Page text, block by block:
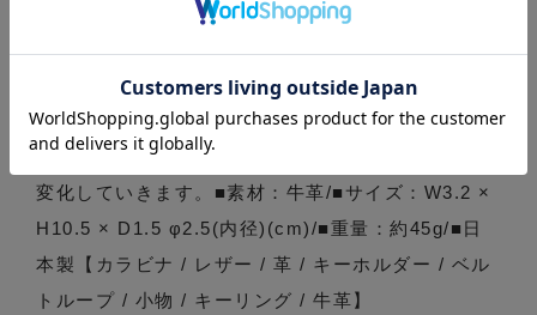
す。20mmのリングは車のスマートキー（リモコン
ぞれノーマルなカギの装着を想定しました。25mm
の元リングに鍵をつけることもできます。真鍮製の
カラビナは使い込むうちにアンティークゴールドへ
変化していきます。■素材：牛革/■サイズ：W3.2 ×
H10.5 × D1.5 φ2.5(内径)(cm)/■重量：約45g/■日
本製【カラビナ / レザー / 革 / キーホルダー / ベル
トループ / 小物 / キーリング / 牛革】